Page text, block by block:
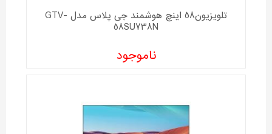
تلویزیون58 اینچ هوشمند جی پلاس مدل GTV-
58SU738N
ناموجود